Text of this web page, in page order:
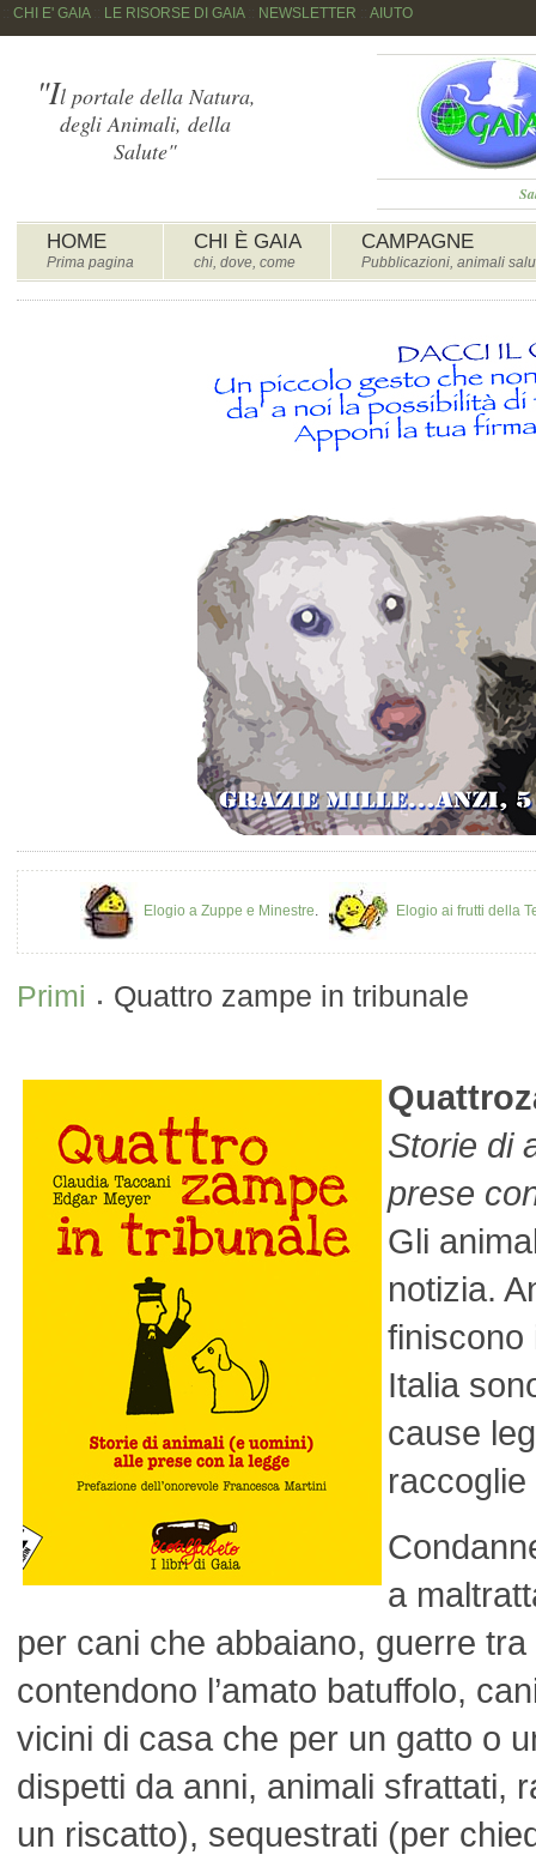
CHI E' GAIA:: LE RISORSE DI GAIA:: NEWSLETTER AIUTO
HOME
Prima pagina
CHI È GAIA
chi, dove, come
CAMPAGNE
Pubblicazioni, animali
"Il portale della Natura,
degli Animali, della
Salute"
Elogio a Zuppe e Minestre. Elogio ai frutti della
Primi Quattro zampe in tribunale
Storie di
prese
Gli
notizia.
finiscono
Italia
cause
a
per cani che abbaiano, guerre
contendono l’amato batuffolo,
vicini di casa che per un gatto o
dispetti da anni, animali sfrattati,
un riscatto), sequestrati (per